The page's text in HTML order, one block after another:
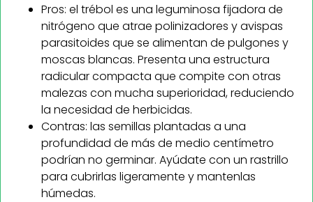
Pros: el trébol es una leguminosa fijadora de
nitrógeno que atrae polinizadores y avispas
parasitoides que se alimentan de pulgones y
moscas blancas. Presenta una estructura
radicular compacta que compite con otras
malezas con mucha superioridad, reduciendo
la necesidad de herbicidas.
Contras: las semillas plantadas a una
profundidad de más de medio centímetro
podrían no germinar. Ayúdate con un rastrillo
para cubrirlas ligeramente y mantenlas
húmedas.